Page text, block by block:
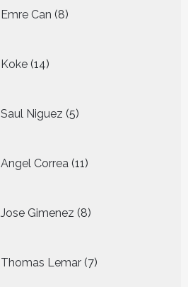
Emre Can 8
producten
Koke 14
producten
Saul Niguez 5
producten
Angel Correa 11
producten
Jose Gimenez 8
producten
Thomas Lemar 7
producten